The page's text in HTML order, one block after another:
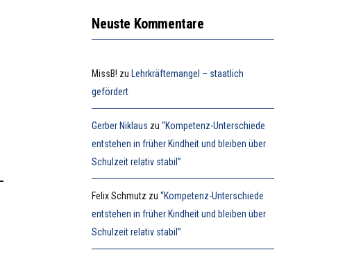
Neuste Kommentare
MissB! zu Lehrkräftemangel – staatlich
gefördert
Gerber Niklaus zu“Kompetenz-Unterschiede
entstehen in früher Kindheit und bleiben über
Schulzeit relativ stabil”
Felix Schmutz zu“Kompetenz-Unterschiede
entstehen in früher Kindheit und bleiben über
Schulzeit relativ stabil”